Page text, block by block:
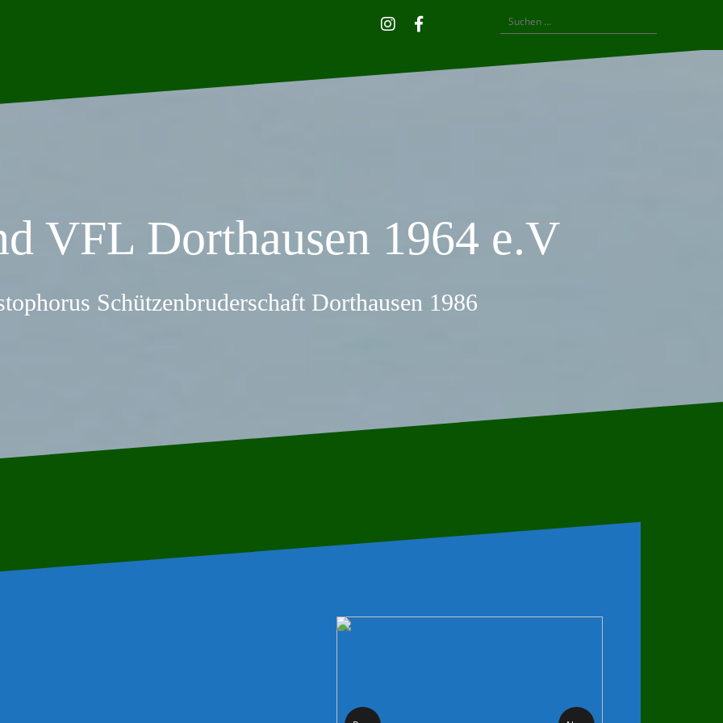
Instagram
Privatsphäre-
Einstellungen
Einstellungen
Einwilligungen
widerrufen
Suchen
nach:
VFL Dorthausen 1964 e.V
Schützenbruderschaft Dorthausen 1986